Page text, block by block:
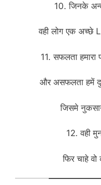
10. जिनके
वही लोग एक अच्छे
11. सफलता हमारा
और असफलता हमें
जिसमे
12. वही
फिर चाहे वो